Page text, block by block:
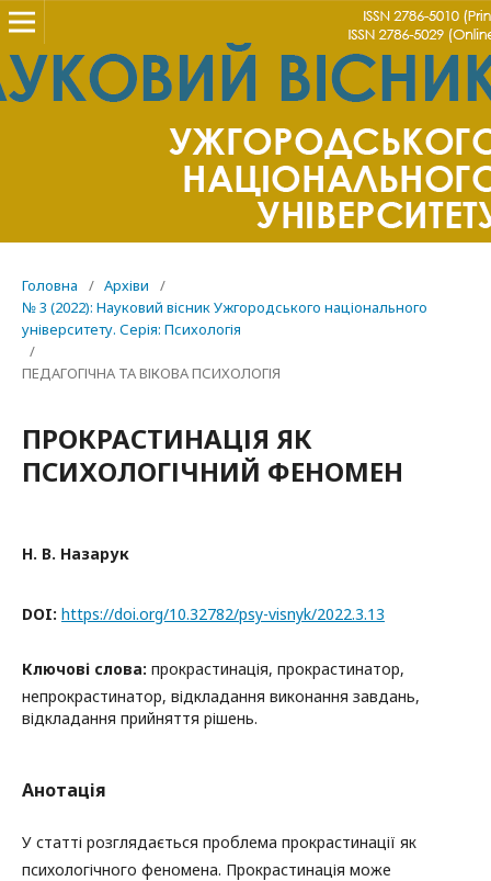
Головна / Архіви
/
№ 3 (2022): Науковий вісник Ужгородського національного
університету. Серія: Психологія
/
ПЕДАГОГІЧНА ТА ВІКОВА ПСИХОЛОГІЯ
ПРОКРАСТИНАЦІЯ ЯК
ПСИХОЛОГІЧНИЙ ФЕНОМЕН
Н. В. Назарук
DOI: https://doi.org/10.32782/psy-visnyk/2022.3.13
Ключові слова: прокрастинація, прокрастинатор,
непрокрастинатор, відкладання виконання завдань,
відкладання прийняття рішень.
Анотація
У статті розглядається проблема прокрастинації як
психологічного феномена. Прокрастинація може